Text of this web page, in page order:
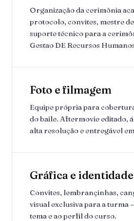
Organização da cerimônia
protocolo, convites, mestre
suporte técnico para a
Gestao DE Recursos
Foto e filmagem
Equipe própria para
do baile. Aftermovie editado,
alta resolução e entregável
Gráfica e identidade
Convites, lembrançinhas,
visual exclusiva para a turma
tema e ao perfil do curso.